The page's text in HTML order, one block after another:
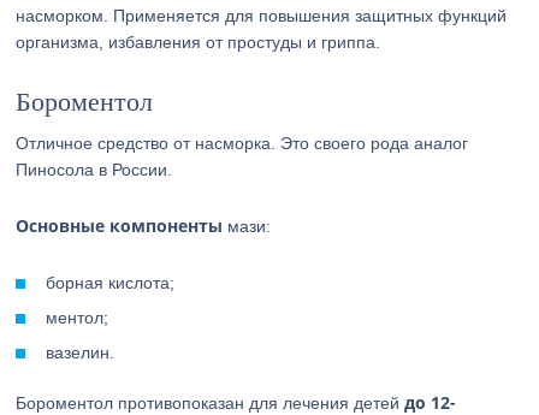
насморком. Применяется для повышения защитных функций
организма, избавления от простуды и гриппа.
Бороментол
Отличное средство от насморка. Это своего рода аналог
Пиносола в России.
Основные компоненты мази:
борная кислота;
ментол;
вазелин.
Бороментол противопоказан для лечения детейдо 12-